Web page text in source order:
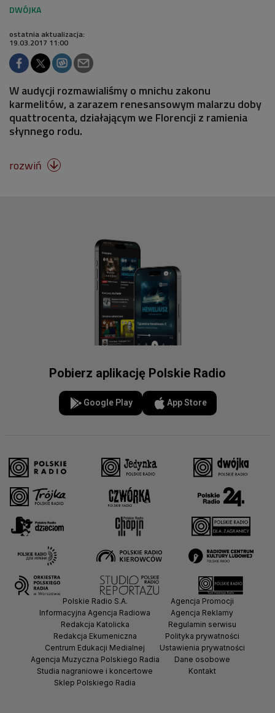
ostatnia aktualizacja:
19.03.2017 11:00
W audycji rozmawialiśmy o mnichu zakonu
karmelitów, a zarazem renesansowym malarzu doby
quattrocenta, działającym we Florencji z ramienia
słynnego rodu.
rozwiń 
Pobierz aplikację Polskie Radio
Google Play App Store
Polskie Radio S.A.
Informacyjna Agencja Radiowa
Redakcja Katolicka
Redakcja Ekumeniczna
Centrum Edukacji Medialnej
Agencja Muzyczna Polskiego Radia
Studia nagraniowe i koncertowe
Sklep Polskiego Radia
Agencja Promocji
Agencja Reklamy
Regulamin serwisu
Polityka prywatności
Ustawienia prywatności
Dane osobowe
Kontakt